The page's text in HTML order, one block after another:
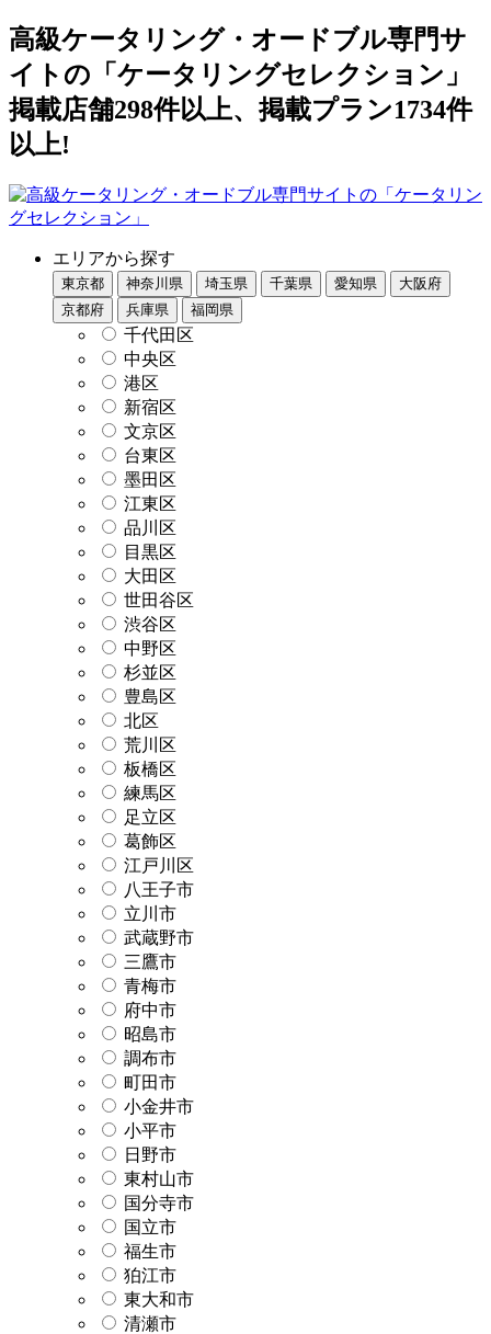
高級ケータリング・オードブル専門サ
イトの「ケータリングセレクション」
掲載店舗298件以上、掲載プラン1734件
以上!
エリアから探す
東京都 神奈川県 埼玉県 千葉県 愛知県
大阪府
京都府
兵庫県 福岡県
千代田区
中央区
港区
新宿区
文京区
台東区
墨田区
江東区
品川区
目黒区
大田区
世田谷区
渋谷区
中野区
杉並区
豊島区
北区
荒川区
板橋区
練馬区
足立区
葛飾区
江戸川区
八王子市
立川市
武蔵野市
三鷹市
青梅市
府中市
昭島市
調布市
町田市
小金井市
小平市
日野市
東村山市
国分寺市
国立市
福生市
狛江市
東大和市
清瀬市